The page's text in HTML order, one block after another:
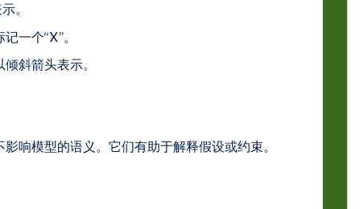
。
一个“X”。
斜箭头表示。
响模型的语义。它们有助于解释假设或约束。